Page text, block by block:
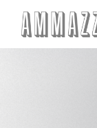
Personalizing your